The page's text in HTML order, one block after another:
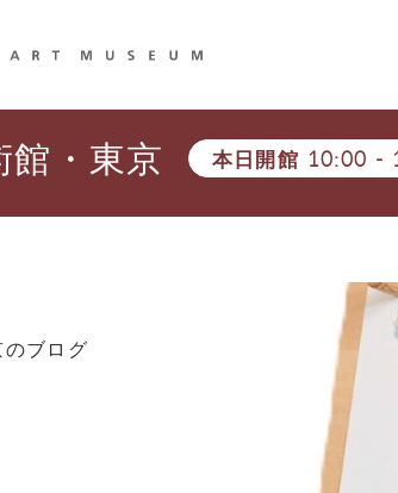
・東京 本日開館 10:00 -
ブログ